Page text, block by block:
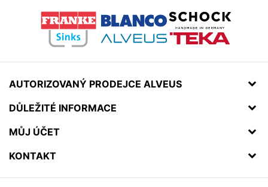
AUTORIZOVANÝ PRODEJCE ALVEUS
DŮLEŽITÉ INFORMACE
MŮJ ÚČET
KONTAKT